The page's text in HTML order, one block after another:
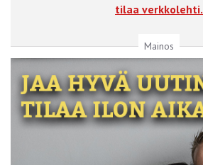
tilaa verkkolehti.
Mainos